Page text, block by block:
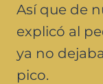
Así que de
explicó al
ya no
pico.